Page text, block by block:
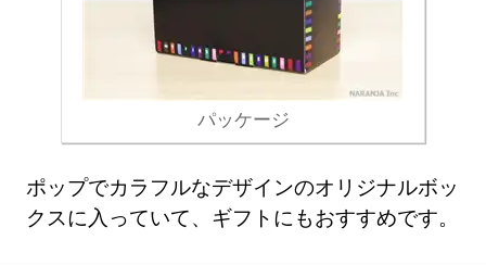
パッケージ
ポップでカラフルなデザインのオリジナルボッ
クスに入っていて、ギフトにもおすすめです。